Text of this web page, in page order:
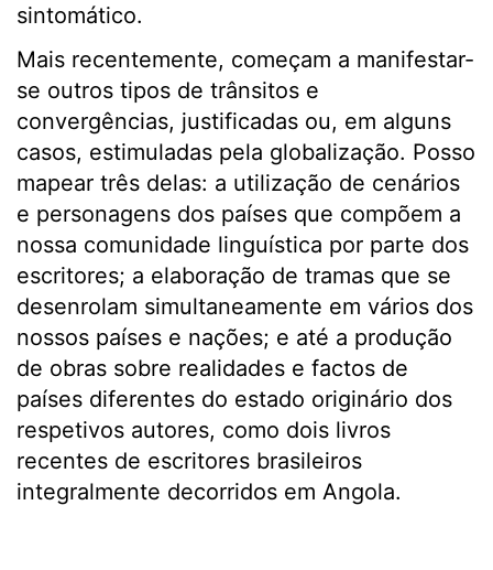
sintomático.
Mais recentemente, começam a manifestar-
se outros tipos de trânsitos e
convergências, justificadas ou, em alguns
casos, estimuladas pela globalização. Posso
mapear três delas: a utilização de cenários
e personagens dos países que compõem a
nossa comunidade linguística por parte dos
escritores; a elaboração de tramas que se
desenrolam simultaneamente em vários dos
nossos países e nações; e até a produção
de obras sobre realidades e factos de
países diferentes do estado originário dos
respetivos autores, como dois livros
recentes de escritores brasileiros
integralmente decorridos em Angola.